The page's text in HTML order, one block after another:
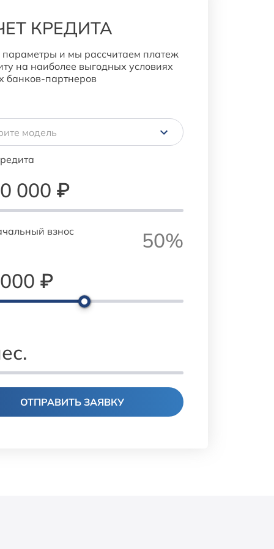
КРЕДИТА
параметры и мы рассчитаем платеж
на наиболее выгодных условиях
банков-партнеров
000 ₽
взнос
50%
₽
ОТПРАВИТЬ ЗАЯВКУ